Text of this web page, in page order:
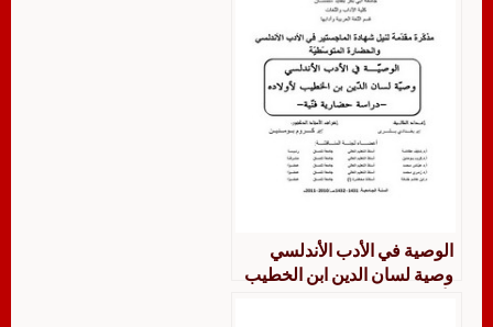
الوصية في الأدب الأندلسي
وصية لسان الدين ابن الخطيب